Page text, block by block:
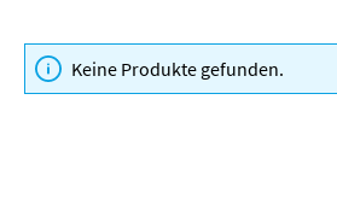
Keine Produkte gefunden.